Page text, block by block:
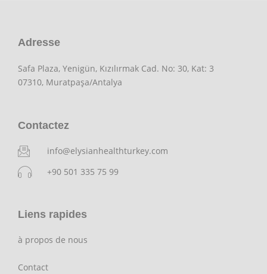
Adresse
Safa Plaza, Yenigün, Kızılırmak Cad. No: 30, Kat: 3
07310, Muratpaşa/Antalya
Contactez
info@elysianhealthturkey.com
+90 501 335 75 99
Liens rapides
à propos de nous
Contact